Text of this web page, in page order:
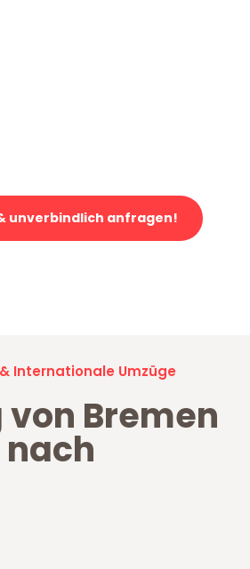
unverbindlich anfragen!
Internationale Umzüge
von Bremen
nach